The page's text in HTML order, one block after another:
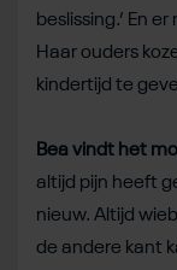
beslissing.’ En
Haar ouders
kindertijd te
Bea vindt het
altijd pijn heeft
nieuw. Altijd
de andere kant